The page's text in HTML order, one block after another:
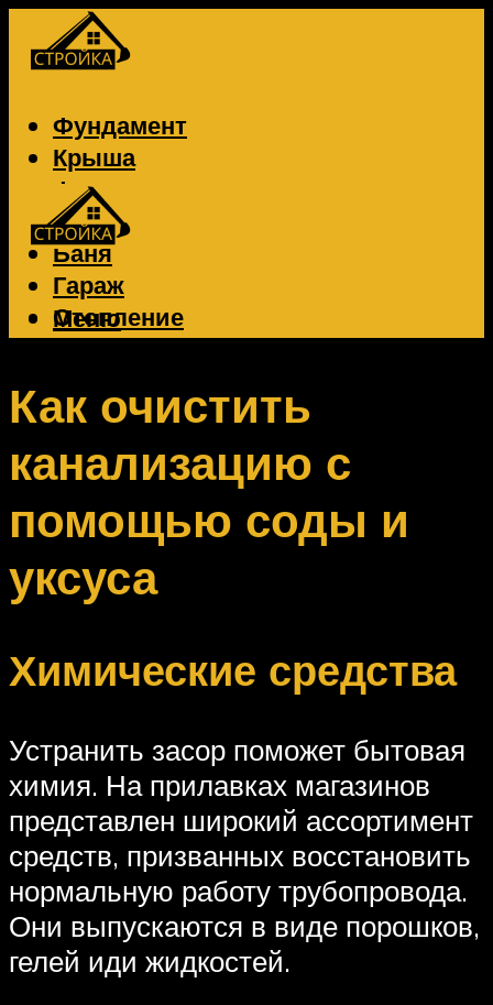
Фундамент
Крыша
Фасад
Забор
Баня
Гараж
Отопление
Вентиляция
Меню
Меню
Как очистить
канализацию с
помощью соды и
уксуса
Химические средства
Устранить засор поможет бытовая
химия. На прилавках магазинов
представлен широкий ассортимент
средств, призванных восстановить
нормальную работу трубопровода.
Они выпускаются в виде порошков,
гелей иди жидкостей.